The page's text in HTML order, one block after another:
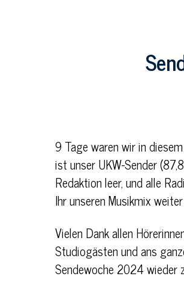
9 Tage waren wir in
ist unser UKW-Sender
Redaktion leer, und alle
Ihr unseren Musikmix
Vielen Dank allen
Studiogästen und ans
Sendewoche 2024 wieder